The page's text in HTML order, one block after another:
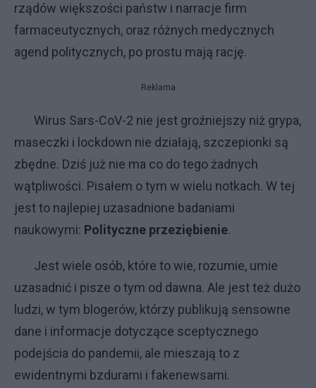
rządów większości państw i narracje firm
farmaceutycznych, oraz różnych medycznych
agend politycznych, po prostu mają rację.
Reklama
Wirus Sars-CoV-2 nie jest groźniejszy niż grypa,
maseczki i lockdown nie działają, szczepionki są
zbędne. Dziś już nie ma co do tego żadnych
wątpliwości. Pisałem o tym w wielu notkach. W tej
jest to najlepiej uzasadnione badaniami
naukowymi: Polityczne przeziębienie.
Jest wiele osób, które to wie, rozumie, umie
uzasadnić i pisze o tym od dawna. Ale jest też dużo
ludzi, w tym blogerów, którzy publikują sensowne
dane i informacje dotyczące sceptycznego
podejścia do pandemii, ale mieszają to z
ewidentnymi bzdurami i fakenewsami.